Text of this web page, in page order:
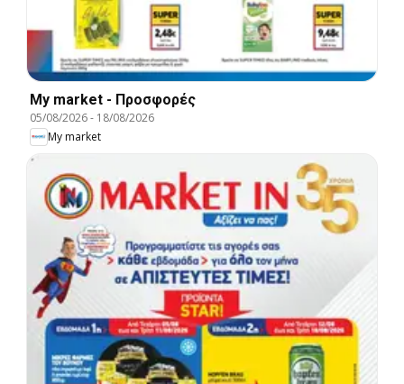
My market - Προσφορές
05/08/2026- 18/08/2026
My market